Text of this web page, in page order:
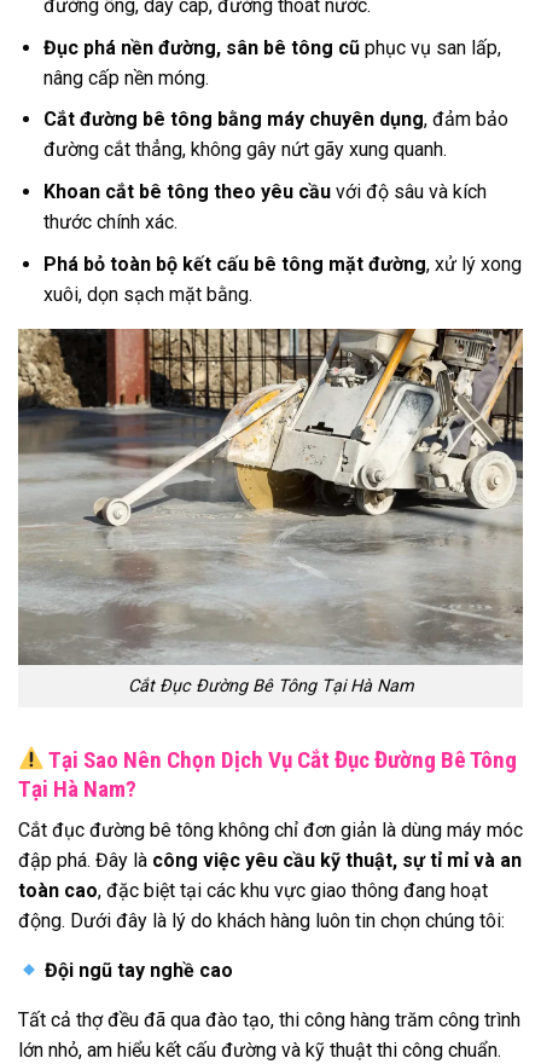
đường ống, dây cáp, đường thoát nước.
Đục phá nền đường, sân bê tông cũphục vụ san lấp,
nâng cấp nền móng.
Cắt đường bê tông bằng máy chuyên dụng, đảm bảo
đường cắt thẳng, không gây nứt gãy xung quanh.
Khoan cắt bê tông theo yêu cầuvới độ sâu và kích
thước chính xác.
Phá bỏ toàn bộ kết cấu bê tông mặt đường, xử lý xong
xuôi, dọn sạch mặt bằng.
Cắt Đục Đường Bê Tông Tại Hà Nam
Tại Sao Nên Chọn Dịch Vụ Cắt Đục Đường Bê Tông
Tại Hà Nam?
Cắt đục đường bê tông không chỉ đơn giản là dùng máy móc
đập phá. Đây là công việc yêu cầu kỹ thuật, sự tỉ mỉ và an
toàn cao, đặc biệt tại các khu vực giao thông đang hoạt
động. Dưới đây là lý do khách hàng luôn tin chọn chúng tôi:
Đội ngũ tay nghề cao
Tất cả thợ đều đã qua đào tạo, thi công hàng trăm công trình
lớn nhỏ, am hiểu kết cấu đường và kỹ thuật thi công chuẩn.